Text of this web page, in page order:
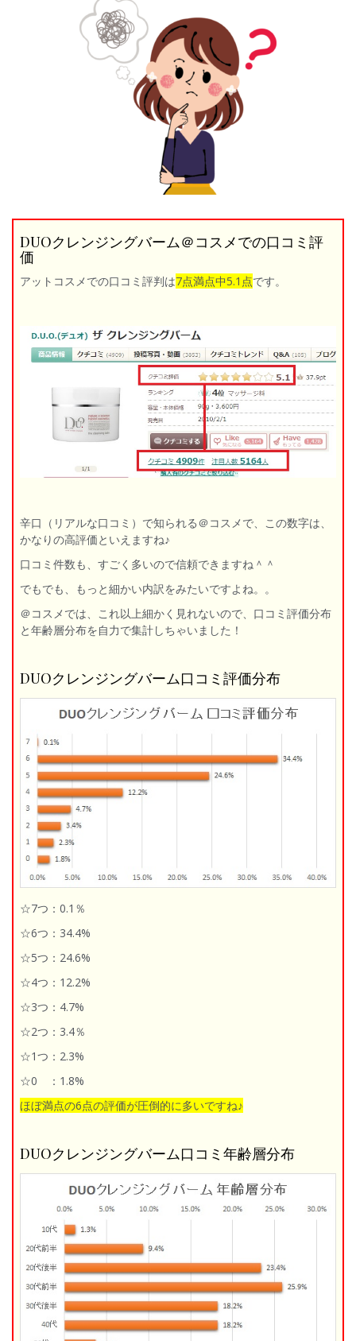
DUOクレンジングバーム＠コスメでの口コミ評
価
アットコスメでの口コミ評判は7点満点中5.1点です。
辛口（リアルな口コミ）で知られる＠コスメで、この数字は、
かなりの高評価といえますね♪
口コミ件数も、すごく多いので信頼できますね＾＾
でもでも、もっと細かい内訳をみたいですよね。。
＠コスメでは、これ以上細かく見れないので、口コミ評価分布
と年齢層分布を自力で集計しちゃいました！
DUOクレンジングバーム口コミ評価分布
☆7つ：0.1％
☆6つ：34.4%
☆5つ：24.6%
☆4つ：12.2%
☆3つ：4.7%
☆2つ：3.4％
☆1つ：2.3%
☆0 ：1.8%
ほぼ満点の6点の評価が圧倒的に多いですね♪
DUOクレンジングバーム口コミ年齢層分布